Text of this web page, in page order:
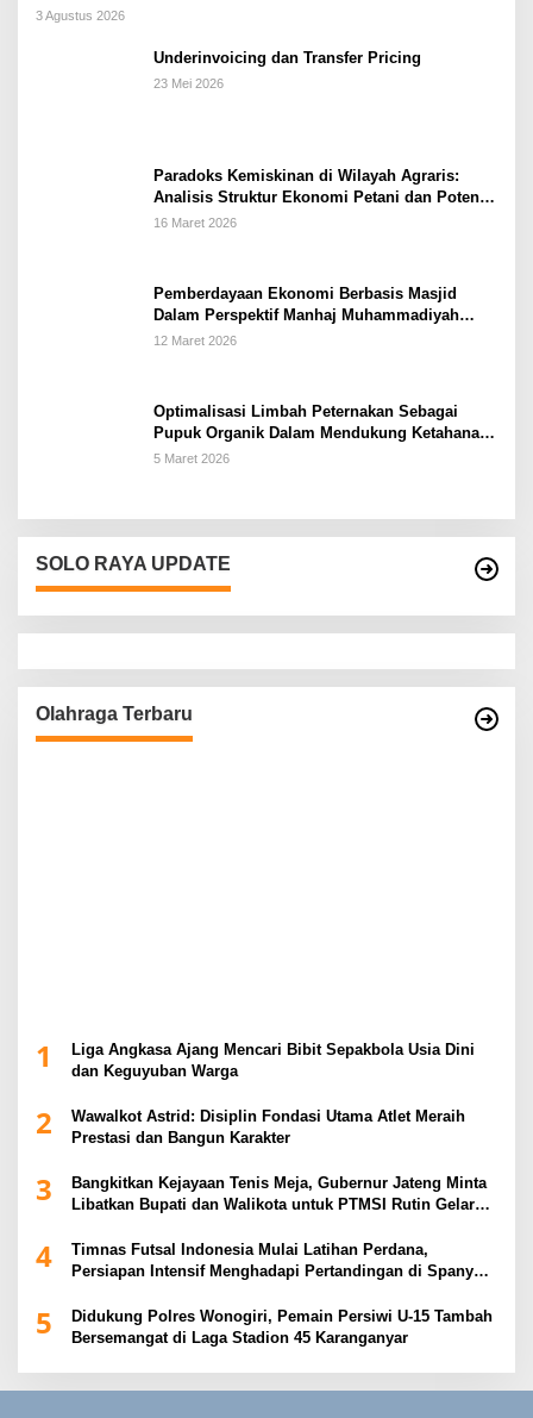
3 Agustus 2026
Underinvoicing dan Transfer Pricing
23 Mei 2026
Paradoks Kemiskinan di Wilayah Agraris:
Analisis Struktur Ekonomi Petani dan Potensi
Pemberdayaan Berbasis Masjid di Kabupaten
16 Maret 2026
Pemberdayaan Ekonomi Berbasis Masjid
Dalam Perspektif Manhaj Muhammadiyah
Untuk Penguatan Keluarga Sakinah di
12 Maret 2026
Optimalisasi Limbah Peternakan Sebagai
Pupuk Organik Dalam Mendukung Ketahanan
Pangan Rumah Tangga Petani di Kabupaten
5 Maret 2026
SOLO RAYA UPDATE
Olahraga Terbaru
1
Liga Angkasa Ajang Mencari Bibit Sepakbola Usia Dini
dan Keguyuban Warga
2
Wawalkot Astrid: Disiplin Fondasi Utama Atlet Meraih
Prestasi dan Bangun Karakter
3
Bangkitkan Kejayaan Tenis Meja, Gubernur Jateng Minta
Libatkan Bupati dan Walikota untuk PTMSI Rutin Gelar
4
Timnas Futsal Indonesia Mulai Latihan Perdana,
Persiapan Intensif Menghadapi Pertandingan di Spanyol
5
Didukung Polres Wonogiri, Pemain Persiwi U-15 Tambah
Bersemangat di Laga Stadion 45 Karanganyar